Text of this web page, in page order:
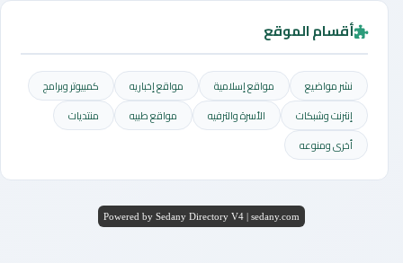
أقسام الموقع
نشر مواضيع مواقع إسلامية مواقع إخباريه
كمبيوتر وبرامج
إنترنت وشبكات
الأسرة والترفيه مواقع طبيه
منتديات
أخرى ومنوعه
Powered by Sedany Directory V4 | sedany.com